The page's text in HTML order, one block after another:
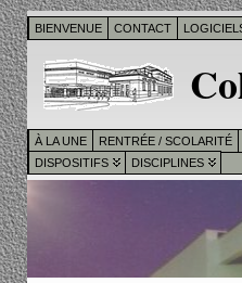
BIENVENUE CONTACT
À LA UNE RENTRÉE / SCOLARITÉ
DISPOSITIFS
DISCIPLINES